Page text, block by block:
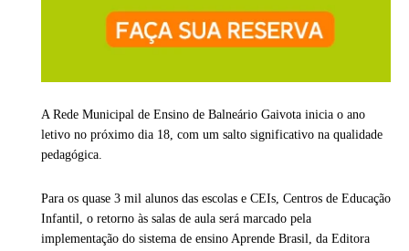
A Rede Municipal de Ensino de Balneário Gaivota inicia o ano
letivo no próximo dia 18, com um salto significativo na qualidade
pedagógica.
Para os quase 3 mil alunos das escolas e CEIs, Centros de Educação
Infantil, o retorno às salas de aula será marcado pela
implementação do sistema de ensino Aprende Brasil, da Editora